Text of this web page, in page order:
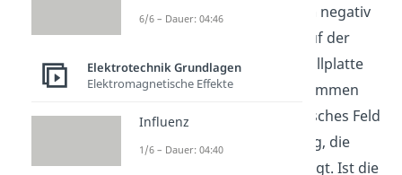
Überschuss an Elektronen
negativ
auf. Dadurch bildet sich auf der
gegenüberliegenden Metallplatte
eine positive Ladung. Zusammen
erzeugen diese ein elektrisches Feld
und erhöhen die Spannung, die
zwischen den Platten anliegt. Ist die
6/6 – Dauer: 04:46
Elektrotechnik Grundlagen
Elektromagnetische Effekte
Influenz
1/6 – Dauer: 04:40